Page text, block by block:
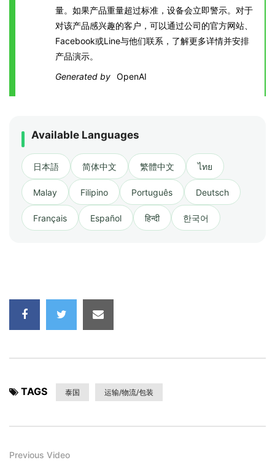
量。如果产品重量超过标准，设备会立即警示。对于
对该产品感兴趣的客户，可以通过公司的官方网站、
Facebook或Line与他们联系，了解更多详情并安排
产品演示。
Generated by OpenAI
Available Languages
日本語 简体中文 繁體中文 ไทย
Malay Filipino Português Deutsch
Français Español हिन्दी 한국어
TAGS 泰国 运输/物流/包装
Previous Video